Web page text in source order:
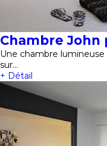
Chambre
Une chambre
sur…
+ Détail